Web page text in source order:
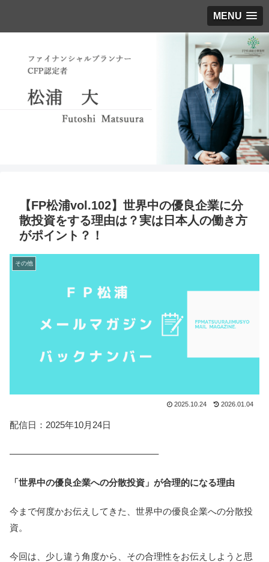
MENU
【FP松浦vol.102】世界中の優良企業に分
散投資をする理由は？実は日本人の働き方
がポイント？！
その他
2025.10.24 2026.01.04
配信日：2025年10月24日
————————————————–
「世界中の優良企業への分散投資」が合理的になる理由
今まで何度かお伝えしてきた、世界中の優良企業への分散投
資。
今回は、少し違う角度から、その合理性をお伝えしようと思